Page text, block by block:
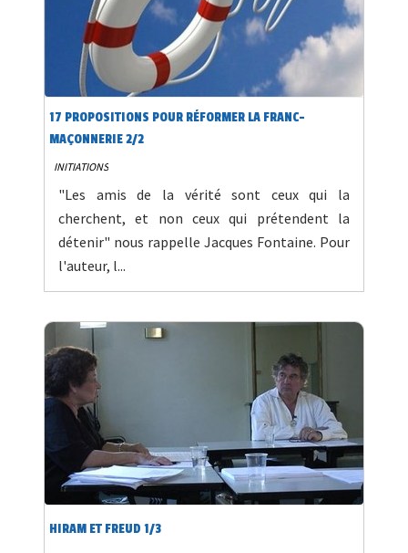
17 PROPOSITIONS POUR RÉFORMER LA FRANC-
MAÇONNERIE 2/2
INITIATIONS
"Les amis de la vérité sont ceux qui la
cherchent, et non ceux qui prétendent la
détenir" nous rappelle Jacques Fontaine. Pour
l'auteur, l...
HIRAM ET FREUD 1/3